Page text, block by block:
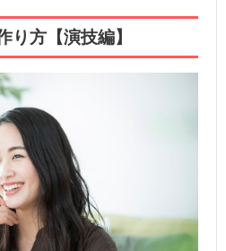
り方【演技編】